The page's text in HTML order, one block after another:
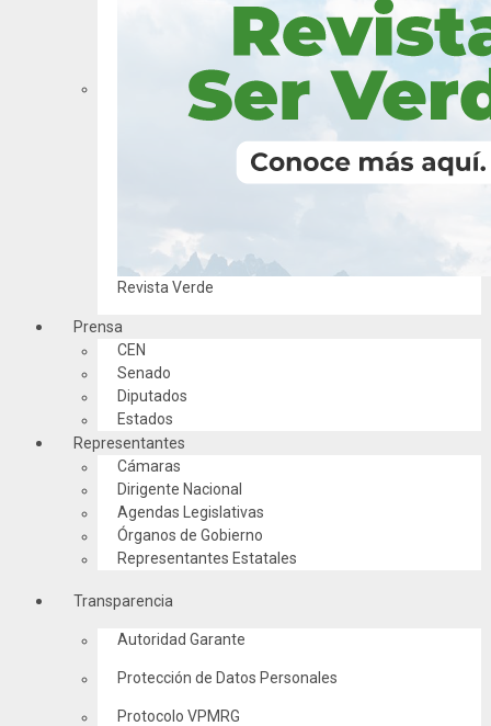
Revista Verde
Prensa
CEN
Senado
Diputados
Estados
Representantes
Cámaras
Dirigente Nacional
Agendas Legislativas
Órganos de Gobierno
Representantes Estatales
Transparencia
Autoridad Garante
Protección de Datos Personales
Protocolo VPMRG